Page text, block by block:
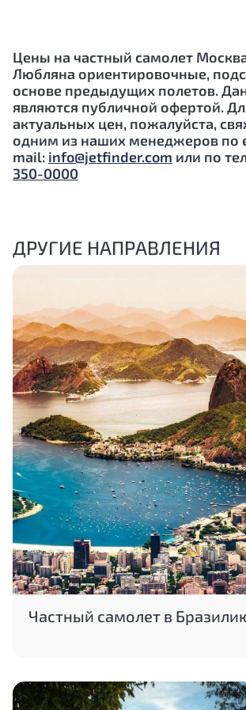
Цены на частный самолет
Любляна ориентировочные,
основе предыдущих полетов.
являются публичной офертой.
актуальных цен, пожалуйста,
одним из наших менеджеров по
mail: info@jetfinder.com или по
350-0000
ДРУГИЕ НАПРАВЛЕНИЯ
Частный самолет в